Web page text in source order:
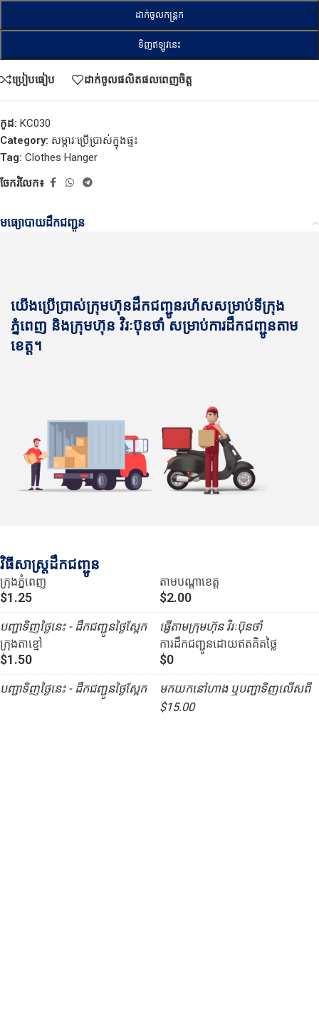
ដាក់ចូលកន្ត្រក
ទិញឥឡូវនេះ
ប្រៀបធៀប ដាក់ចូលផលិតផលពេញចិត្ត
កូដ: KC030
Category: សម្ភារៈប្រើប្រាស់ក្នុងផ្ទះ
Tag: Clothes Hanger
ចែករំលែក៖
មធ្យោបាយដឹកជញ្ជូន
យើងប្រើប្រាស់ក្រុមហ៊ុនដឹកជញ្ជូនរហ័សសម្រាប់ទីក្រុង
ភ្នំពេញ និងក្រុមហ៊ុន វិរៈប៊ុនថាំ សម្រាប់ការដឹកជញ្ជូនតាម
ខេត្ត។
វិធីសាស្រ្តដឹកជញ្ជូន
ក្រុងភ្នំពេញ
$1.25
បញ្ជាទិញថ្ងៃនេះ - ដឹកជញ្ជូនថ្ងៃស្អែក
ក្រុងតាខ្មៅ
$1.50
បញ្ជាទិញថ្ងៃនេះ - ដឹកជញ្ជូនថ្ងៃស្អែក
តាមបណ្ដាខេត្ត
$2.00
ផ្ញើតាមក្រុមហ៊ុន វិរៈប៊ុនថាំ
ការដឹកជញ្ជូនដោយឥតគិតថ្លៃ
$0
មកយកនៅហាង ឬបញ្ជាទិញលើសពី
$15.00